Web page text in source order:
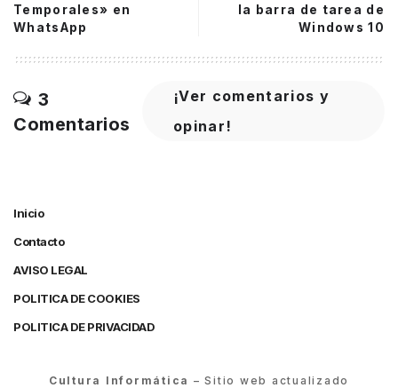
Temporales» en
WhatsApp
la barra de tarea de
Windows 10
3
Comentarios
¡Ver comentarios y
opinar!
Inicio
Contacto
AVISO LEGAL
POLITICA DE COOKIES
POLITICA DE PRIVACIDAD
Cultura Informática – Sitio web actualizado